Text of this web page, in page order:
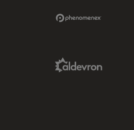
Devices Link